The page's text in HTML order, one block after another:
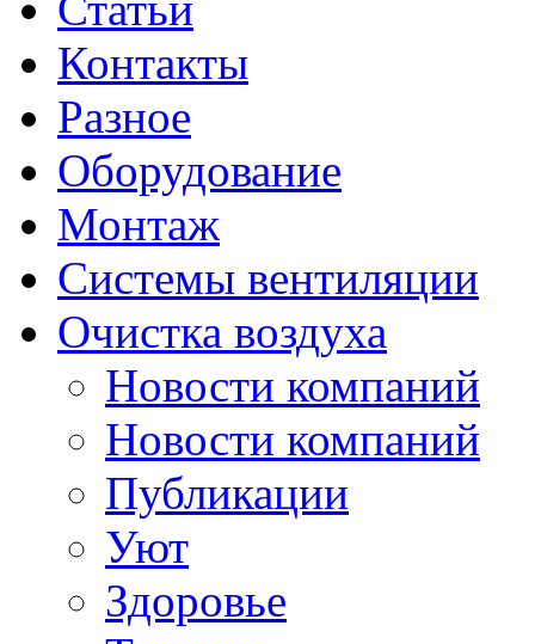
Контакты
Разное
Оборудование
Монтаж
Системы вентиляции
Очистка воздуха
Новости компаний
Новости компаний
Публикации
Уют
Здоровье